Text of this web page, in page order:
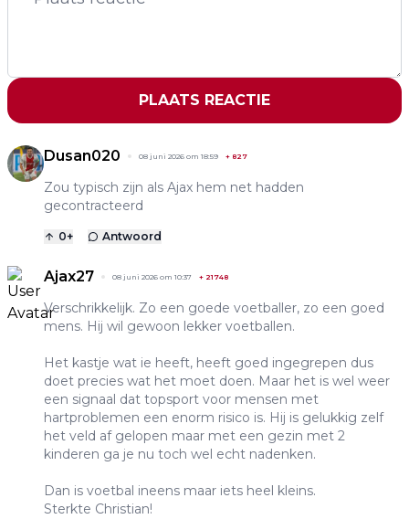
PLAATS REACTIE
Dusan020 08 juni 2026 om 18:59 + 827
Zou typisch zijn als Ajax hem net hadden
gecontracteerd
0+ Antwoord
Ajax27 08 juni 2026 om 10:37 + 21748
Verschrikkelijk. Zo een goede voetballer, zo een goed
mens. Hij wil gewoon lekker voetballen.
Het kastje wat ie heeft, heeft goed ingegrepen dus
doet precies wat het moet doen. Maar het is wel weer
een signaal dat topsport voor mensen met
hartproblemen een enorm risico is. Hij is gelukkig zelf
het veld af gelopen maar met een gezin met 2
kinderen ga je nu toch wel echt nadenken.
Dan is voetbal ineens maar iets heel kleins.
Sterkte Christian!